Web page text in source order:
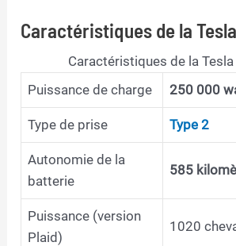
Caractéristiques de la
Caractéristiques de la
Puissance de charge
250 000
Type de prise Type 2
Autonomie de la
batterie
585
Puissance (version
Plaid)
1020